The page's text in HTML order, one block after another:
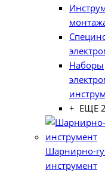
Наборы
+ ЕЩЕ
Шарнирно-
инструмент